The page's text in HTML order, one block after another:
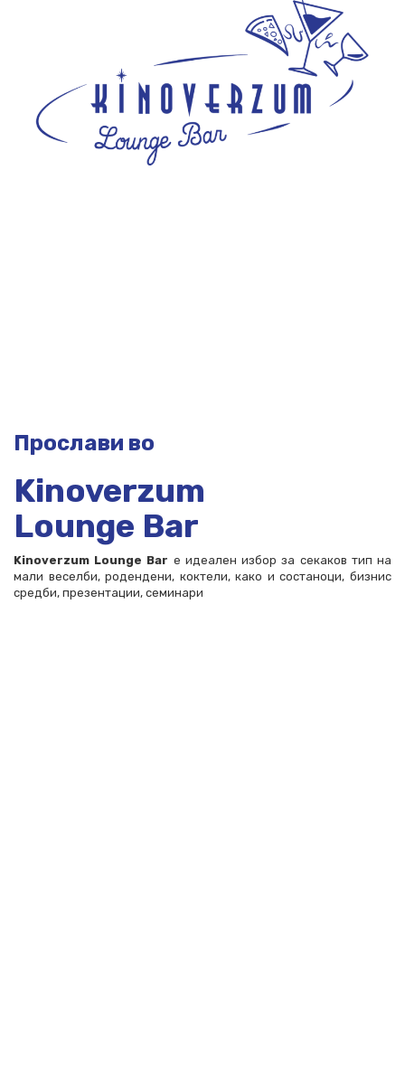
Прослави во
Kinoverzum
Lounge Bar
Kinoverzum Lounge Bar е идеален избор за секаков тип на
мали веселби, родендени, коктели, како и состаноци, бизнис
средби, презентации, семинари